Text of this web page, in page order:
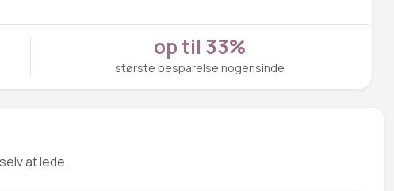
op til 33%
største besparelse nogensinde
at lede.